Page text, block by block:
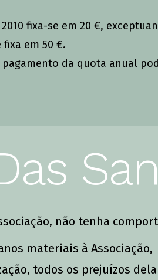
fixa-se em 20 €,
em 50 €.
da quota anual
não tenha
materiais à Associação,
todos os prejuízos